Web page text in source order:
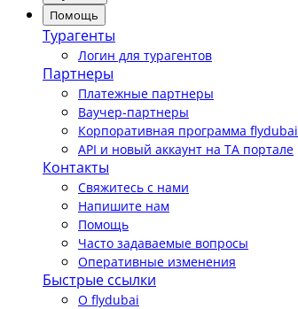
Помощь
Турагенты
Логин для турагентов
Партнеры
Платежные партнеры
Ваучер-партнеры
Корпоративная программа flydubai
API и новый аккаунт на TA портале
Контакты
Свяжитесь с нами
Напишите нам
Помощь
Часто задаваемые вопросы
Оперативные изменения
Быстрые ссылки
О flydubai